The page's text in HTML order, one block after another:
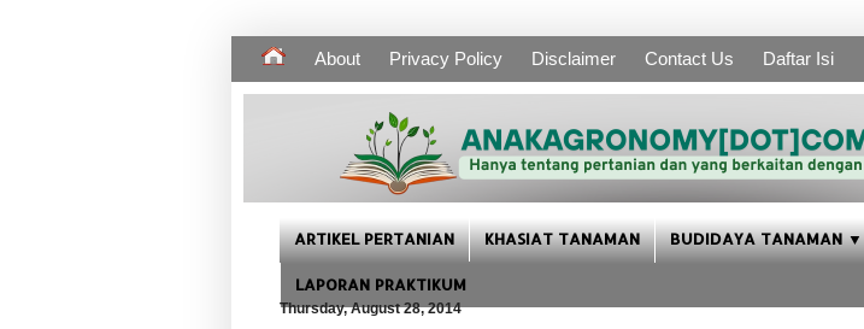
About Privacy Policy Disclaimer Contact Us Daftar Isi
ARTIKEL PERTANIAN KHASIAT TANAMAN BUDIDAYA TANAMAN ▼
LAPORAN PRAKTIKUM
Thursday, August 28, 2014